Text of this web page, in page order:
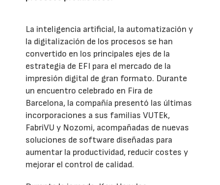
La inteligencia artificial, la automatización y
la digitalización de los procesos se han
convertido en los principales ejes de la
estrategia de EFI para el mercado de la
impresión digital de gran formato. Durante
un encuentro celebrado en Fira de
Barcelona, la compañía presentó las últimas
incorporaciones a sus familias VUTEk,
FabriVU y Nozomi, acompañadas de nuevas
soluciones de software diseñadas para
aumentar la productividad, reducir costes y
mejorar el control de calidad.